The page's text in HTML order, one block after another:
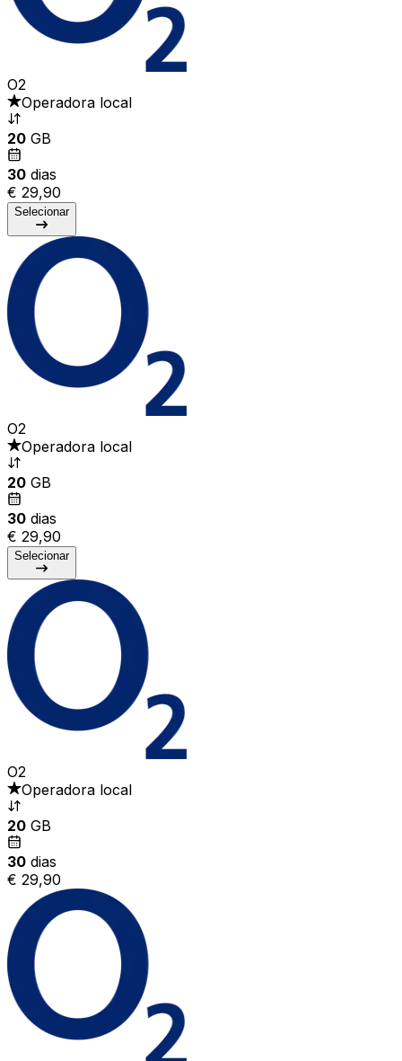
O2
Operadora local
20 GB
30 dias
€ 29,90
Selecionar
O2
Operadora local
20 GB
30 dias
€ 29,90
Selecionar
O2
Operadora local
20 GB
30 dias
€ 29,90